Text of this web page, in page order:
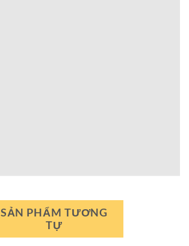
SẢN PHẨM TƯƠNG
TỰ